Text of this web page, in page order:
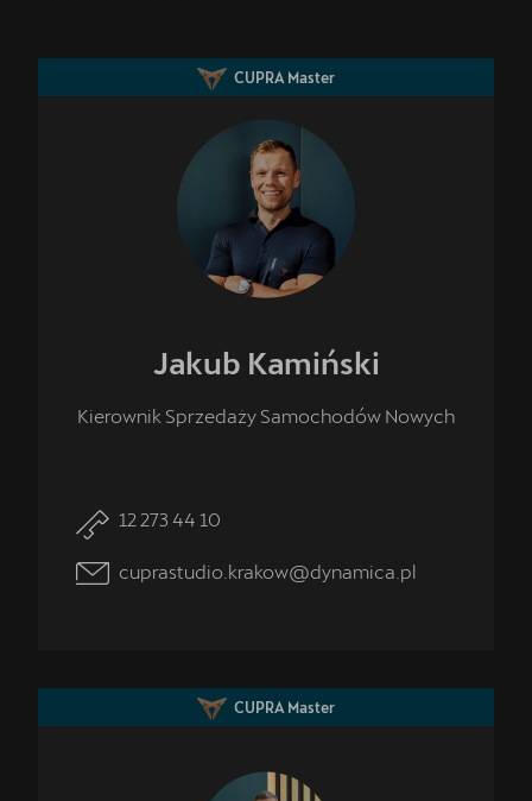
CUPRA Master
Jakub Kamiński
Kierownik Sprzedaży Samochodów Nowych
12 273 44 10
cuprastudio.krakow@dynamica.pl
CUPRA Master